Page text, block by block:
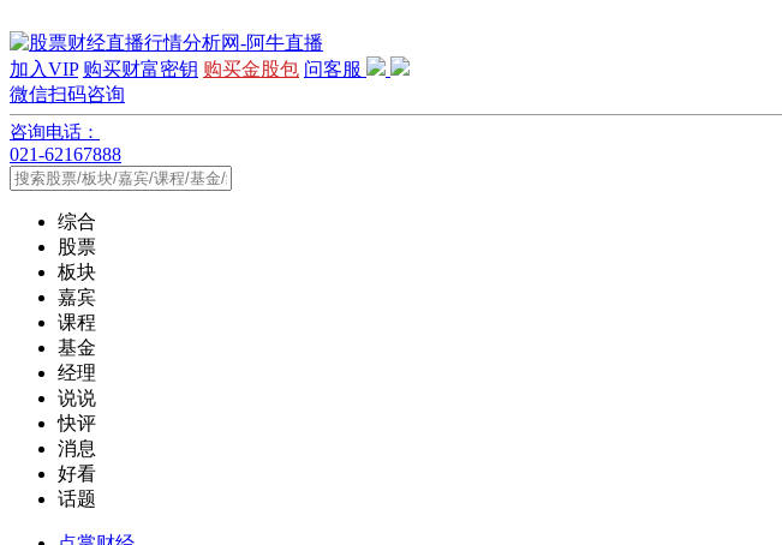
加入VIP 购买财富密钥 购买金股包 问客服
微信扫码咨询
咨询电话：
021-62167888
综合
股票
板块
嘉宾
课程
基金
经理
说说
快评
消息
好看
话题